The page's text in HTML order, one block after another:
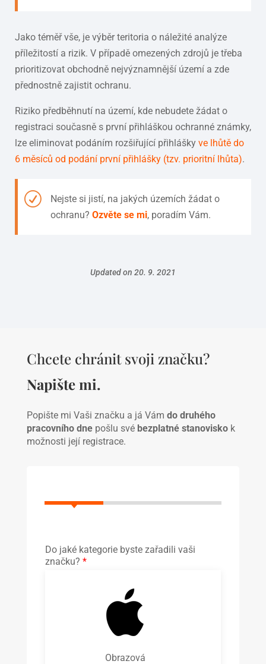
Jako téměř vše, je výběr teritoria o náležité analýze
příležitostí a rizik. V případě omezených zdrojů je třeba
prioritizovat obchodně nejvýznamnější území a zde
přednostně zajistit ochranu.
Riziko předběhnutí na území, kde nebudete žádat o
registraci současně s první přihláškou ochranné známky,
lze eliminovat podáním rozšiřující přihlášky ve lhůtě do
6 měsíců od podání první přihlášky (tzv. prioritní lhůta).
Nejste si jistí, na jakých územích žádat o
ochranu? Ozvěte se mi, poradím Vám.
Updated on 20. 9. 2021
Chcete chránit svoji značku?
Napište mi.
Popište mi Vaši značku a já Vám do druhého
pracovního dnepošlu své bezplatné stanoviskok
možnosti její registrace.
Do jaké kategorie byste zařadili vaši
značku? *
Obrazová